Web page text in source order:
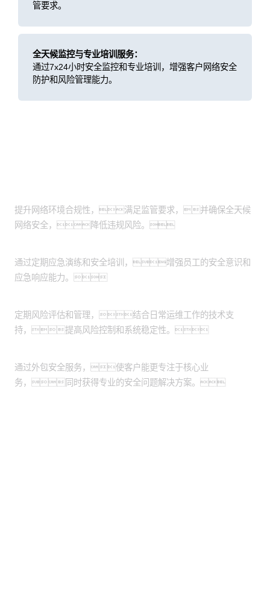
管要求。
全天候监控与专业培训服务：
通过7x24小时安全监控和专业培训，增强客户网络安全
防护和风险管理能力。
提升网络环境合规性，满足监管要求，并确保全天候
网络安全，降低违规风险。
通过定期应急演练和安全培训，增强员工的安全意识和
应急响应能力。
定期风险评估和管理，结合日常运维工作的技术支
持，提高风险控制和系统稳定性。
通过外包安全服务，使客户能更专注于核心业
务，同时获得专业的安全问题解决方案。